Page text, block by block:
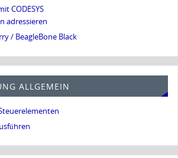
CODESYS
adressieren
/ BeagleBone Black
ALLGEMEIN